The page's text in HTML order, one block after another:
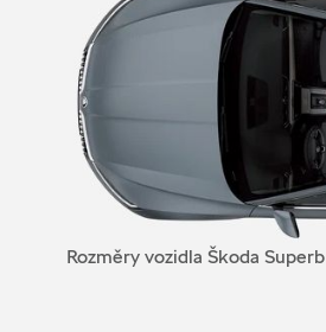
Rozměry vozidla Škoda Superb